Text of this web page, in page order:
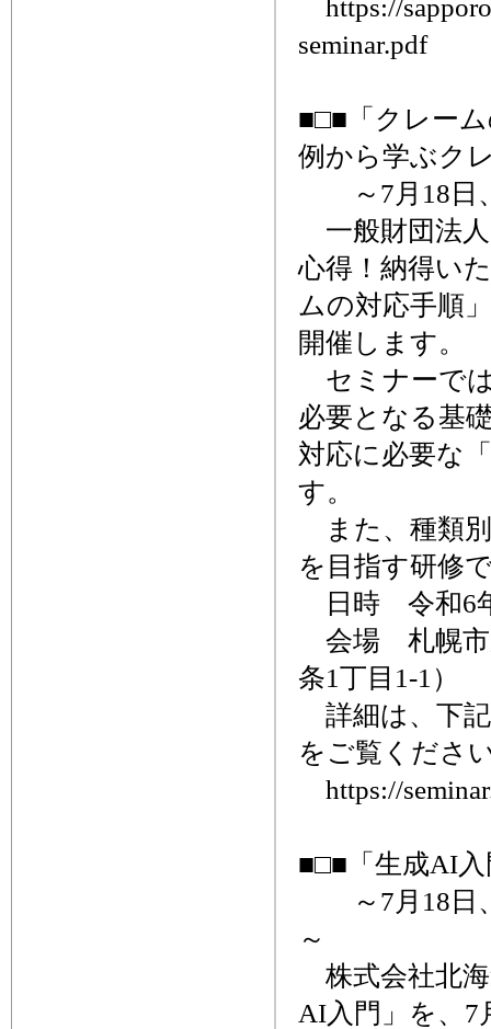
https://
seminar.pdf
■□■「クレー
例から学ぶク
～7月18日、
一般財団法
心得！納得い
ムの対応手順
開催します。
セミナーで
必要となる基
対応に必要な
す。
また、種類別
を目指す研修
日時 令和6年
会場 札幌市
条1丁目1-1）
詳細は、下
をご覧くださ
https://
■□■「生成AI
～7月18日、
～
株式会社北
AI入門」を、7